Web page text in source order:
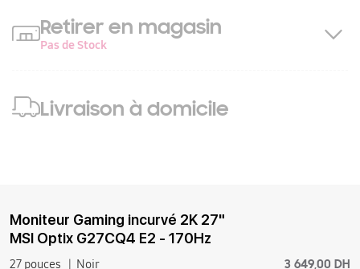
Retirer en magasin
Pas de Stock
Livraison à domicile
Moniteur Gaming incurvé 2K 27"
MSI Optix G27CQ4 E2 - 170Hz
27 pouces Noir 3 649,00 DH